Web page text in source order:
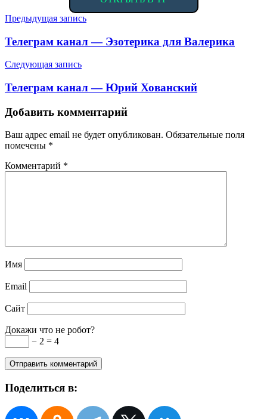
Навигация
по
записям
Предыдущая запись
Телеграм канал — Эзотерика для Валерика
Следующая запись
Телеграм канал — Юрий Хованский
Добавить комментарий
Ваш адрес email не будет опубликован. Обязательные поля
помечены *
Комментарий *
Имя
Email
Сайт
Докажи что не робот?
− 2 = 4
Поделиться в: